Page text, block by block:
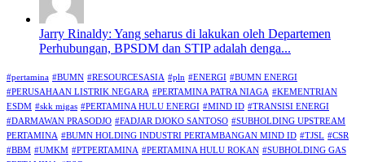
Jarry Rinaldy: Yang seharus di lakukan oleh Departemen
Perhubungan, BPSDM dan STIP adalah denga...
#pertamina #BUMN #RESOURCESASIA #pln #ENERGI #BUMN ENERGI
#PERUSAHAAN LISTRIK NEGARA #PERTAMINA PATRA NIAGA #KEMENTRIAN
ESDM #skk migas #PERTAMINA HULU ENERGI #MIND ID #TRANSISI ENERGI
#DARMAWAN PRASODJO #FADJAR DJOKO SANTOSO #SUBHOLDING UPSTREAM
PERTAMINA #BUMN HOLDING INDUSTRI PERTAMBANGAN MIND ID #TJSL #CSR
#BBM #UMKM #PTPERTAMINA #PERTAMINA HULU ROKAN #SUBHOLDING GAS